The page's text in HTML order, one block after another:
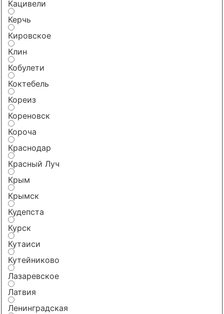
Кацивели
Керчь
Кировское
Клин
Кобулети
Коктебель
Кореиз
Кореновск
Короча
Краснодар
Красный Луч
Крым
Крымск
Кудепста
Курск
Кутаиси
Кутейниково
Лазаревское
Латвия
Ленинградская